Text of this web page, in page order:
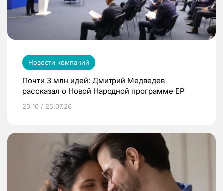
Новости компаний
Почти 3 млн идей: Дмитрий Медведев
рассказал о Новой Народной программе ЕР
20:10 / 25.07.26